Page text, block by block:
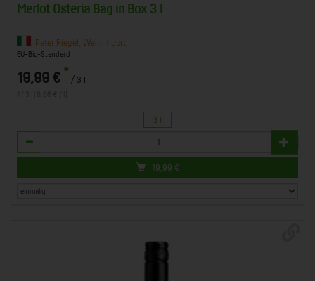
Merlot Osteria Bag in Box 3 l
Peter Riegel, Weinimport
EU-Bio-Standard
19,99 € * / 3 l
3 l
Anzahl
19,99 €